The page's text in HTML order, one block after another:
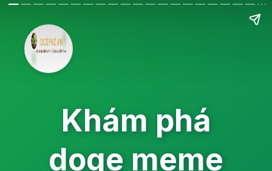
Khám phá
doge meme